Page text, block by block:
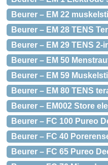
Beurer – EM 22
Beurer – EM 28 TENS
Beurer – EM 29 TENS
Beurer – EM 50
Beurer – EM 59
Beurer – EM 80 TENS
Beurer – EM002 Store
Beurer – FC 100 Pureo
Beurer – FC 40
Beurer – FC 65 Pureo